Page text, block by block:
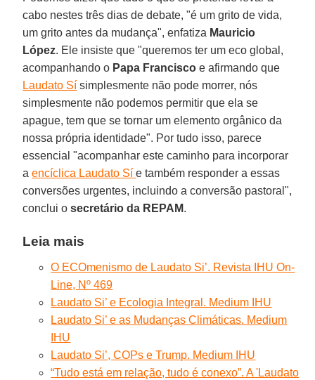
cabo nestes três dias de debate, "é um grito de vida,
um grito antes da mudança", enfatiza Mauricio
López. Ele insiste que "queremos ter um eco global,
acompanhando o Papa Francisco e afirmando que
Laudato Sí simplesmente não pode morrer, nós
simplesmente não podemos permitir que ela se
apague, tem que se tornar um elemento orgânico da
nossa própria identidade". Por tudo isso, parece
essencial "acompanhar este caminho para incorporar
aencíclica Laudato Síe também responder a essas
conversões urgentes, incluindo a conversão pastoral",
conclui o secretário da REPAM.
Leia mais
O ECOmenismo de Laudato Si’. Revista IHU On-
Line, Nº 469
Laudato Si’ e Ecologia Integral. Medium IHU
Laudato Si’ e as Mudanças Climáticas. Medium
IHU
Laudato Si’, COPs e Trump. Medium IHU
“Tudo está em relação, tudo é conexo”. A 'Laudato